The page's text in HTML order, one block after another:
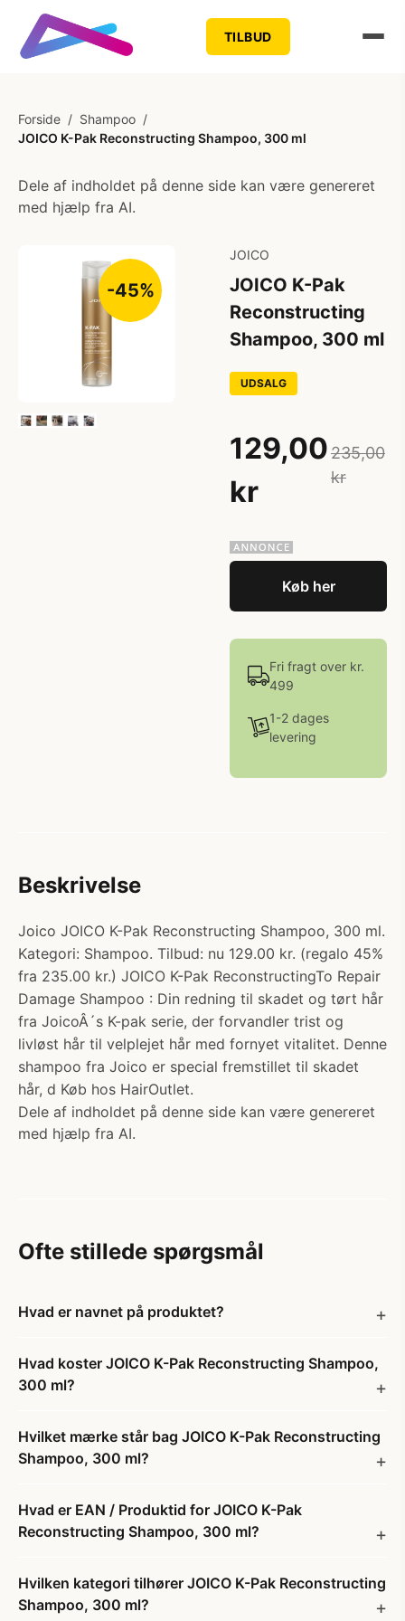
TILBUD
Forside / Shampoo /
JOICO K-Pak Reconstructing Shampoo, 300 ml
Dele af indholdet på denne side kan være genereret
med hjælp fra AI.
-45%
JOICO
JOICO K-Pak
Reconstructing
Shampoo, 300 ml
UDSALG
129,00
kr
235,00
kr
Køb her
Fri fragt over kr.
499
1-2 dages
levering
Beskrivelse
Joico JOICO K-Pak Reconstructing Shampoo, 300 ml.
Kategori: Shampoo. Tilbud: nu 129.00 kr. (regalo 45%
fra 235.00 kr.) JOICO K-Pak ReconstructingTo Repair
Damage Shampoo : Din redning til skadet og tørt hår
fra JoicoÂ´s K-pak serie, der forvandler trist og
livløst hår til velplejet hår med fornyet vitalitet. Denne
shampoo fra Joico er special fremstillet til skadet
hår, d Køb hos HairOutlet.
Dele af indholdet på denne side kan være genereret
med hjælp fra AI.
Ofte stillede spørgsmål
Hvad er navnet på produktet?
Hvad koster JOICO K-Pak Reconstructing Shampoo,
300 ml?
Hvilket mærke står bag JOICO K-Pak Reconstructing
Shampoo, 300 ml?
Hvad er EAN / Produktid for JOICO K-Pak
Reconstructing Shampoo, 300 ml?
Hvilken kategori tilhører JOICO K-Pak Reconstructing
Shampoo, 300 ml?